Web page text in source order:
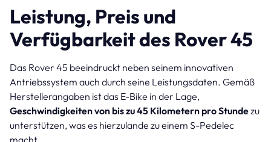
Leistung, Preis und
Verfügbarkeit des Rover 45
Das Rover 45 beeindruckt neben seinem innovativen
Antriebssystem auch durch seine Leistungsdaten. Gemäß
Herstellerangaben ist das E-Bike in der Lage,
Geschwindigkeiten von bis zu 45 Kilometern pro Stundezu
unterstützen, was es hierzulande zu einem S-Pedelec
macht.